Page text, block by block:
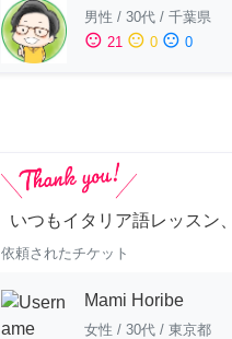
男性 / 30代 / 千葉県
sentiment_satisfied 21 sentiment_neutral 0 sentiment_dissatisfied 0
いつもイタリア語レッスン
依頼されたチケット
Mami Horibe
女性 / 30代 / 東京都